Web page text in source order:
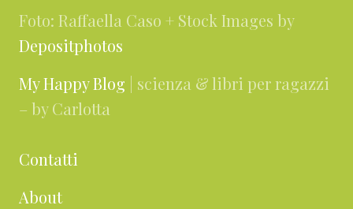
Foto: Raffaella Caso + Stock Images by
Depositphotos
My Happy Blog | scienza & libri per ragazzi
– by Carlotta
Contatti
About